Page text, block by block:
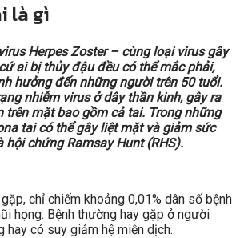
là gì
Herpes Zoster – cùng loại virus gây
ai bị thủy đậu đều có thể mắc phải,
hưởng đến những người trên 50 tuổi.
nhiễm virus ở dây thần kinh, gây ra
trên mặt bao gồm cả tai. Trong những
tai có thể gây liệt mặt và giảm sức
hội chứng Ramsay Hunt (RHS).
chỉ chiếm khoảng 0,01% dân số bệnh
họng. Bệnh thường hay gặp ở người
hay có suy giảm hệ miễn dịch.